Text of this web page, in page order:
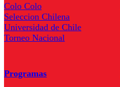
Colo Colo
Seleccion Chilena
Universidad de Chile
Torneo Nacional
Programas